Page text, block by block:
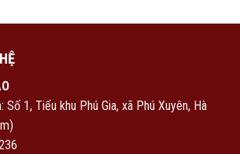
Số 1, Tiểu khu Phú Gia, xã Phú Xuyên, Hà